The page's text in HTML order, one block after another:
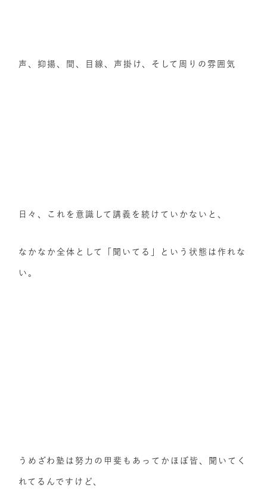
声、抑揚、間、目線、声掛け、そして周りの雰囲気
日々、これを意識して講義を続けていかないと、
なかなか全体として「聞いてる」という状態は作れな
い。
うめざわ塾は努力の甲斐もあってかほぼ皆、聞いてく
れてるんですけど、